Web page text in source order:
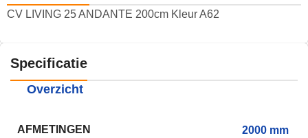
CV LIVING 25 ANDANTE 200cm Kleur A62
Specificatie
Overzicht
AFMETINGEN 2000 mm